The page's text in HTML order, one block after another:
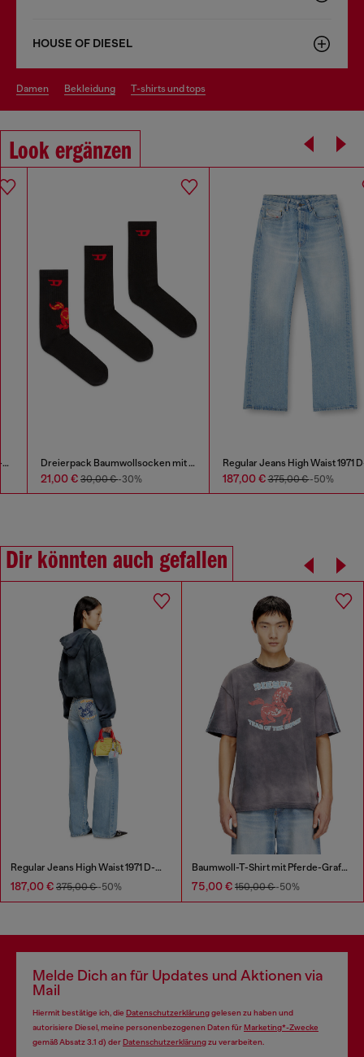
HOUSE OF DIESEL
damen bekleidung t-shirts und tops
Look ergänzen
Dreierpack Baumwollsocken mit Pferd und Logo
21,00 €30,00 €-30%
Regular Jeans High Waist 1971 D-Sent
187,00 €375,00 €-50%
Dir könnten auch gefallen
Regular Jeans High Waist 1971 D-Sent
187,00 € 375,00 €-50%
Baumwoll-T-Shirt mit Pferde-Grafikdruck
75,00 € 150,00 €-50%
Melde Dich an für Updates und Aktionen via
Mail
Hiermit bestätige ich, die Datenschutzerklärunggelesen zu haben und
autorisiere Diesel, meine personenbezogenen Daten fürMarketing*-Zwecke
gemäß Absatz 3.1 d) derDatenschutzerklärungzu verarbeiten.